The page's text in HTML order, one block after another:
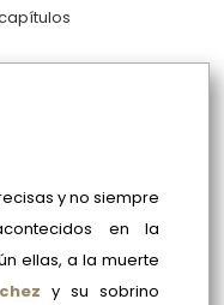
y no siempre
en la
ellas, a la muerte
y su sobrino